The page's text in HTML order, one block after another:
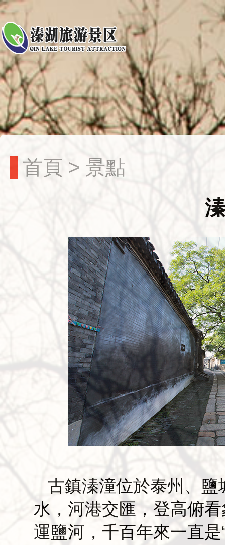
首頁 > 景點
古鎮溱潼位於泰州、
水，河港交匯，登高俯
運鹽河，千百年來一直是